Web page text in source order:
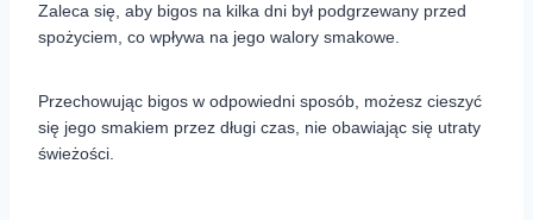
Zaleca się, aby bigos na kilka dni był podgrzewany przed
spożyciem, co wpływa na jego walory smakowe.
Przechowując bigos w odpowiedni sposób, możesz cieszyć
się jego smakiem przez długi czas, nie obawiając się utraty
świeżości.